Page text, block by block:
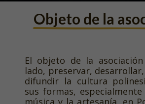
Objeto de la
El objeto de la
lado, preservar,
difundir la cultura
sus formas,